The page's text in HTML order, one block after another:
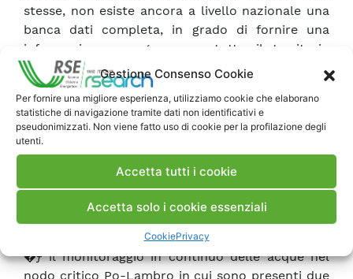
Gestione Consenso Cookie
Per fornire una migliore esperienza, utilizziamo cookie che elaborano
statistiche di navigazione tramite dati non identificativi e
pseudonimizzati. Non viene fatto uso di cookie per la profilazione degli
utenti.
Accetta tutti i cookie
Accetta solo i cookie essenziali
CookiePrivacy
stesse, non esiste ancora a livello nazionale una
banca dati completa, in grado di fornire una
informazione omogenea su tutto il territorio
italiano sia per perimetrazione e zonizzazione
che per schede descrittive, provvedimenti
legislativi, ecc. Con il Catasto delle Aree Protette
si è creato uno strumento in grado di catalogare
ed archiviare facilmente un’ingente mole di dati
tipologia. Ciò permetterà di monitorare nel
tempo una situazione in continua e rapida
in continuo del fiume Po, l’attività ha riguardato:
�ƒ il monitoraggio in continuo delle acque nel
nodo critico Po-Lambro in cui sono presenti due